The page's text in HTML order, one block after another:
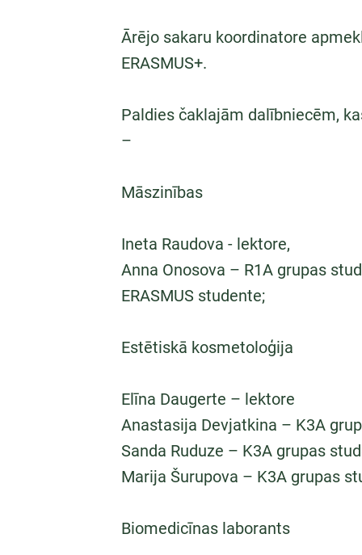
Ārējo sakaru koordinatore
ERASMUS+.
Paldies čaklajām dalībniecēm,
–
Māszinības
Ineta Raudova - lektore,
Anna Onosova – R1A grupas
ERASMUS studente;
Estētiskā kosmetoloģija
Elīna Daugerte – lektore
Anastasija Devjatkina – K3A
Sanda Ruduze – K3A grupas
Marija Šurupova – K3A grupas
Biomedicīnas laborants